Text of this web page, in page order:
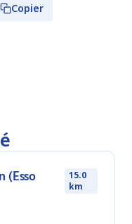
Copier
(Esso
15.0
km